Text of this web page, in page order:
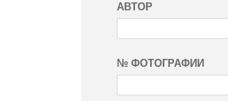
АВТОР
№ ФОТОГРАФИИ